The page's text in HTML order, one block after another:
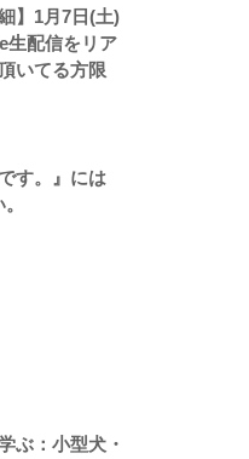
】1月7日(土)
生配信をリア
いてる方限
す。』には
ぶ：小型犬・